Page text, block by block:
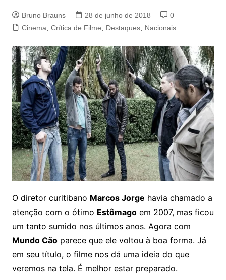
Bruno Brauns 28 de junho de 2018
0
Cinema, Crítica de Filme, Destaques, Nacionais
O diretor curitibano Marcos Jorge havia chamado a
atenção com o ótimo Estômagoem 2007, mas ficou
um tanto sumido nos últimos anos. Agora com
Mundo Cãoparece que ele voltou à boa forma. Já
em seu título, o filme nos dá uma ideia do que
veremos na tela. É melhor estar preparado.